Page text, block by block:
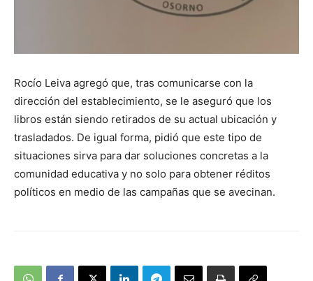
Rocío Leiva agregó que, tras comunicarse con la
dirección del establecimiento, se le aseguró que los
libros están siendo retirados de su actual ubicación y
trasladados. De igual forma, pidió que este tipo de
situaciones sirva para dar soluciones concretas a la
comunidad educativa y no solo para obtener réditos
políticos en medio de las campañas que se avecinan.